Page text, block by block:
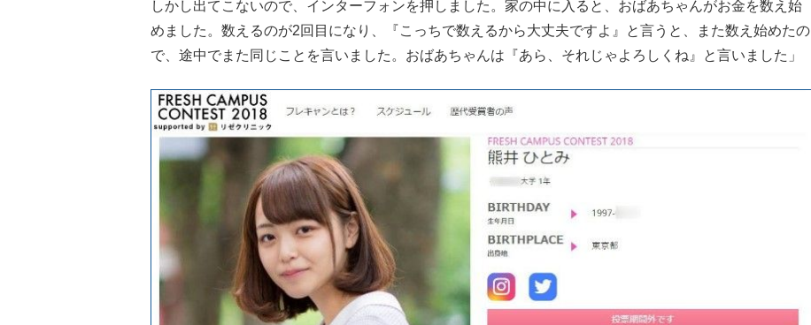
しかし出てこないので、インターフォンを押しました。家の中に入ると、おばあちゃんがお金を数え始
めました。数えるのが2回目になり、『こっちで数えるから大丈夫ですよ』と言うと、また数え始めたの
で、途中でまた同じことを言いました。おばあちゃんは『あら、それじゃよろしくね』と言いました」